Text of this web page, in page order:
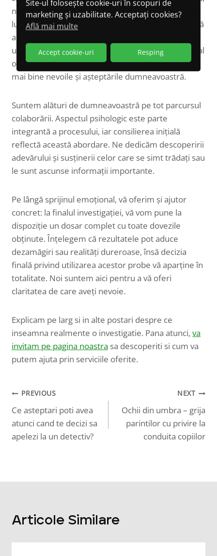
Site-ul folosește cookie-uri în scopuri de
marketing și uzabilitate. Acceptați cookies?
Află mai multe
Accept cookie-uri Resping
ne dorim să vă oferim sprijin și să ne asigurăm că
luați o decizie informată, fără presiune și cu deplină
asumare. Alegerea dumneavoastră trebuie să fie
una bine gândită, motiv pentru care vă oferim inițial
o sesiune de consiliere gratuită, pentru a înțelege
mai bine nevoile și așteptările dumneavoastră.
Suntem alături de dumneavoastră pe tot parcursul
colaborării. Aspectul psihologic este parte
integrantă a procesului, iar consilierea inițială
reflectă această abordare. Ne dedicăm descoperirii
adevărului și susținerii celor care se simt trădați sau
le sunt ascunse informații importante.
Pe lângă sprijinul emoțional, vă oferim și ajutor
concret: la finalul investigației, vă vom pune la
dispoziție un dosar complet cu toate dovezile
obținute. Înțelegem că rezultatele pot aduce
dezamăgiri sau realități dureroase, însă decizia
finală privind utilizarea acestor probe vă aparține în
totalitate. Noi suntem aici pentru a vă oferi
claritatea de care aveți nevoie.
Explicam pe larg si in alte postari despre ce
inseamna realmente o investigatie. Pana atunci, va
invitam pe pagina noastra sa descoperiti si cum va
putem ajuta prin serviciile oferite.
Navigare
în
articole
PREVIOUS
Ce asteptari poti avea
atunci cand te decizi sa
apelezi la un detectiv?
NEXT
Ochii din umbra – grija
parintilor cu privire la
conduita copiilor
Articole Similare